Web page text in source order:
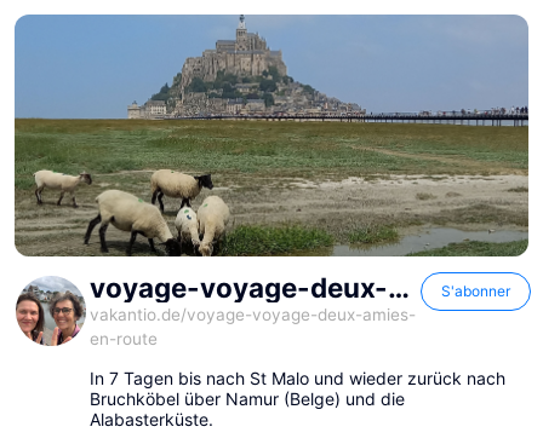
voyage-voyage-deux-amies-en-route
vakantio.de/voyage-voyage-deux-amies-
en-route
S'abonner
In 7 Tagen bis nach St Malo und wieder zurück nach
Bruchköbel über Namur (Belge) und die
Alabasterküste.